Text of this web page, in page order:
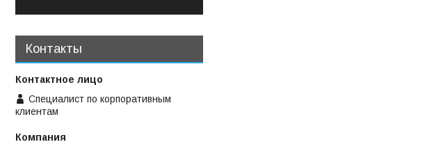
Контакты
Специалист по корпоративным
клиентам